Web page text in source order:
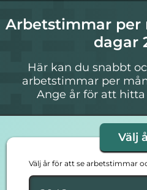
Arbetstimmar per
dagar
Här kan du snabbt
arbetstimmar per
Ange år för att
Välj
Välj år för att se arbetstimmar